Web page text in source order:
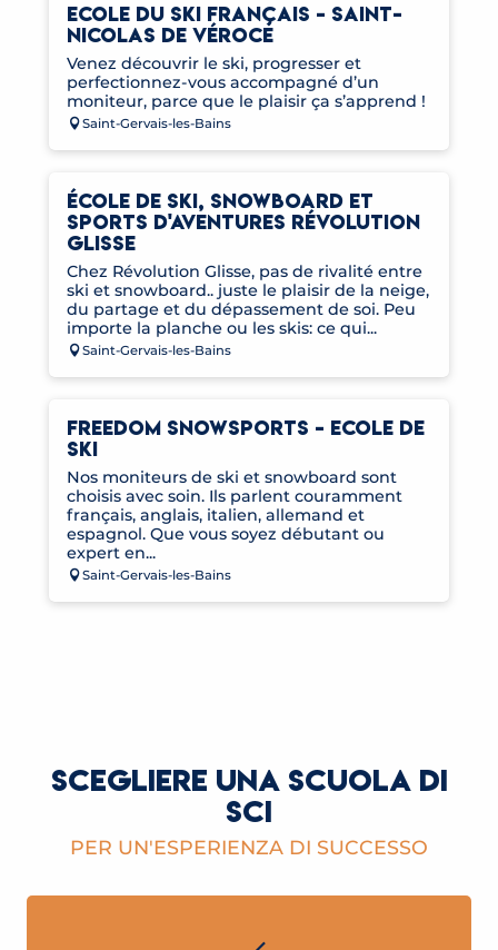
ECOLE DU SKI FRANÇAIS - SAINT-
NICOLAS DE VÉROCE
Venez découvrir le ski, progresser et
perfectionnez-vous accompagné d’un
moniteur, parce que le plaisir ça s’apprend !
Saint-Gervais-les-Bains
ÉCOLE DE SKI, SNOWBOARD ET
SPORTS D'AVENTURES RÉVOLUTION
GLISSE
Chez Révolution Glisse, pas de rivalité entre
ski et snowboard.. juste le plaisir de la neige,
du partage et du dépassement de soi. Peu
importe la planche ou les skis: ce qui...
Saint-Gervais-les-Bains
FREEDOM SNOWSPORTS - ECOLE DE
SKI
Nos moniteurs de ski et snowboard sont
choisis avec soin. Ils parlent couramment
français, anglais, italien, allemand et
espagnol. Que vous soyez débutant ou
expert en...
Saint-Gervais-les-Bains
SCEGLIERE UNA SCUOLA DI
SCI
PER UN'ESPERIENZA DI SUCCESSO